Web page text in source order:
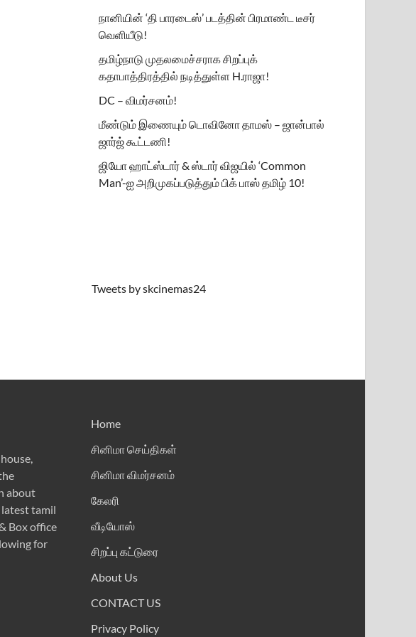
நானியின் ‘தி பாரடைஸ்’ படத்தின் பிரமாண்ட டீசர்
வெளியீடு!
தமிழ்நாடு முதலமைச்சராக சிறப்புக்
கதாபாத்திரத்தில் நடித்துள்ள H.ராஜா!
DC – விமர்சனம்!
மீண்டும் இணையும் டொவினோ தாமஸ் – ஜான்பால்
ஜார்ஜ் கூட்டணி!
ஜியோ ஹாட்ஸ்டார் & ஸ்டார் விஜயில் ‘Common
Man’-ஐ அறிமுகப்படுத்தும் பிக் பாஸ் தமிழ் 10!
Tweets by skcinemas24
about
latest tamil
Box office
for
Home
சினிமா செய்திகள்
சினிமா விமர்சனம்
கேலரி
வீடியோஸ்
சிறப்பு கட்டுரை
About Us
CONTACT US
Privacy Policy